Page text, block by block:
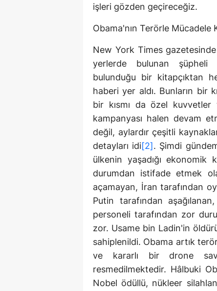
işleri gözden geçireceğiz.
Obama'nın Terörle Mücadele
New York Times
yerlerde bulunan şüpheli
bulunduğu bir kitapçıktan
haberi yer aldı. Bunların bir
bir kısmı da özel
kampanyası halen devam
değil, aylardır çeşitli
detayları idi[2]. Şimdi
ülkenin yaşadığı ekonomik
durumdan istifade etmek
açamayan, İran tarafından
Putin tarafından
personeli tarafından zor
zor. Usame bin Ladin'in
sahiplenildi. Obama artık
ve kararlı bir drone
resmedilmektedir. Hâlbuki
Nobel ödüllü, nükleer